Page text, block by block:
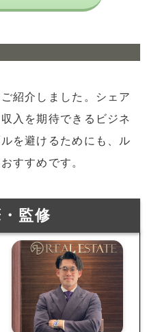
紹介しました。シェア
入を期待できるビジネ
を避けるためにも、ル
すすめです。
監修